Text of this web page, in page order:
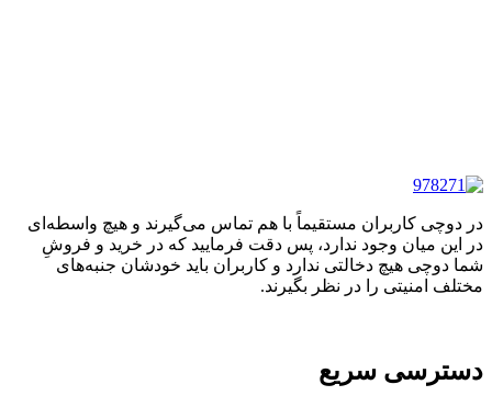
در دوچی کاربران مستقیماً با هم تماس می‌گیرند و هیچ واسطه‌ای
در این میان وجود ندارد، پس دقت فرمایید که در خرید و فروشِ
شما دوچی هیچ دخالتی ندارد و کاربران باید خودشان جنبه‌های
مختلف امنیتی را در نظر بگیرند.
دسترسی سریع